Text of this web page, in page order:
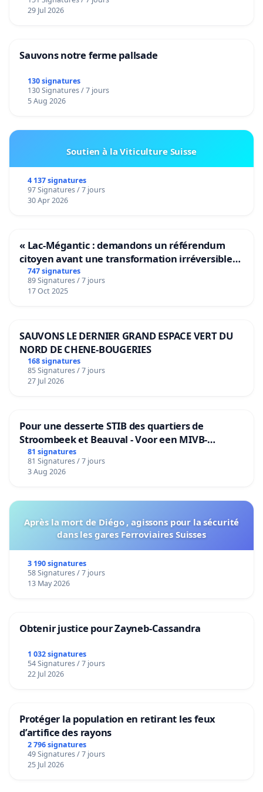
29 Jul 2026
Sauvons notre ferme pallsade
130 signatures
130 Signatures / 7 jours
5 Aug 2026
Soutien à la Viticulture Suisse
4 137 signatures
97 Signatures / 7 jours
30 Apr 2026
« Lac-Mégantic : demandons un référendum
citoyen avant une transformation irréversible
de notre territoire »
747 signatures
89 Signatures / 7 jours
17 Oct 2025
SAUVONS LE DERNIER GRAND ESPACE VERT DU
NORD DE CHENE-BOUGERIES
168 signatures
85 Signatures / 7 jours
27 Jul 2026
Pour une desserte STIB des quartiers de
Stroombeek et Beauval - Voor een MIVB-
bediening van de wijken Strombeek en Het
Voor
81 signatures
81 Signatures / 7 jours
3 Aug 2026
Après la mort de Diégo , agissons pour la sécurité
dans les gares Ferroviaires Suisses
3 190 signatures
58 Signatures / 7 jours
13 May 2026
Obtenir justice pour Zayneb-Cassandra
1 032 signatures
54 Signatures / 7 jours
22 Jul 2026
Protéger la population en retirant les feux
d’artifice des rayons
2 796 signatures
49 Signatures / 7 jours
25 Jul 2026